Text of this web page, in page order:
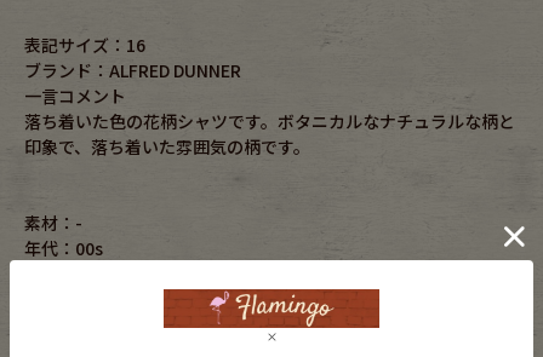
Keyring
FAFATT
表記サイズ：16
ブランド：ALFRED DUNNER
一言コメント
落ち着いた色の花柄シャツです。ボタニカルなナチュラルな柄と
印象で、落ち着いた雰囲気の柄です。
素材：-
年代：00s